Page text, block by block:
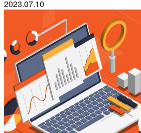
2023.07.10